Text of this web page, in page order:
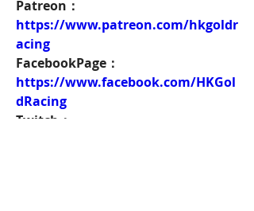
Patreon：
https://www.patreon.com/hkgoldr
acing
FacebookPage：
https://www.facebook.com/HKGol
dRacing
Twitch：